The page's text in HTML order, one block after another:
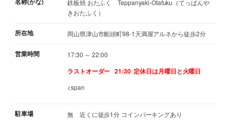
鉄板焼 おたふく Teppanyaki-Otafuku（てっぱんや
きおたふく）
所在地 岡山県津山市船頭町98-1天満屋アルネから徒歩2分
営業時間 17:30 ～ 22:00
ラストオーダー 21:30 定休日は月曜日と火曜日
<span
駐車場 無 近くに徒歩1分 コインパーキングあり